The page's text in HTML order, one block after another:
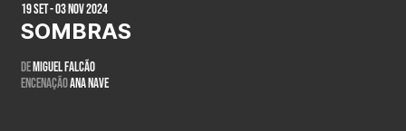
19 Set - 03 Nov 2024
SOMBRAS
DeMiguel Falcão
EncenaçãoAna Nave